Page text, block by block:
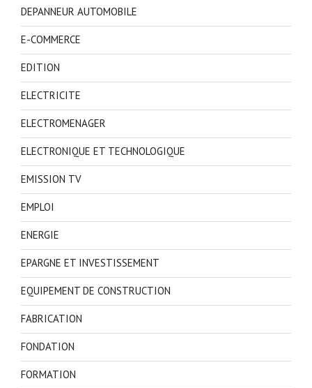
DEPANNEUR AUTOMOBILE
E-COMMERCE
EDITION
ELECTRICITE
ELECTROMENAGER
ELECTRONIQUE ET TECHNOLOGIQUE
EMISSION TV
EMPLOI
ENERGIE
EPARGNE ET INVESTISSEMENT
EQUIPEMENT DE CONSTRUCTION
FABRICATION
FONDATION
FORMATION